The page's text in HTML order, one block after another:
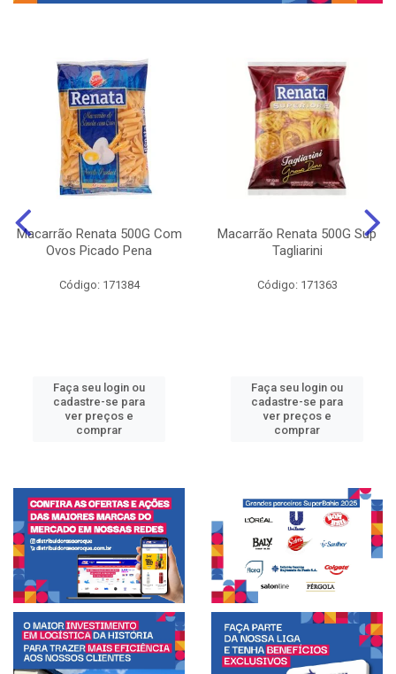
Macarrão Renata 500G Com
Ovos Picado Pena
Código: 171384
Faça seu login ou
cadastre-se para
ver preços e
comprar
Macarrão Renata 500G Sup
Tagliarini
Código: 171363
Faça seu login ou
cadastre-se para
ver preços e
comprar